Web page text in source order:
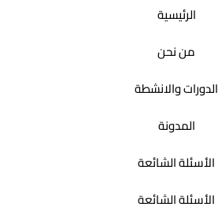
الرئيسية
من نحن
الدورات والانشطة
المدونة
الأسئلة الشائعة
الأسئلة الشائعة